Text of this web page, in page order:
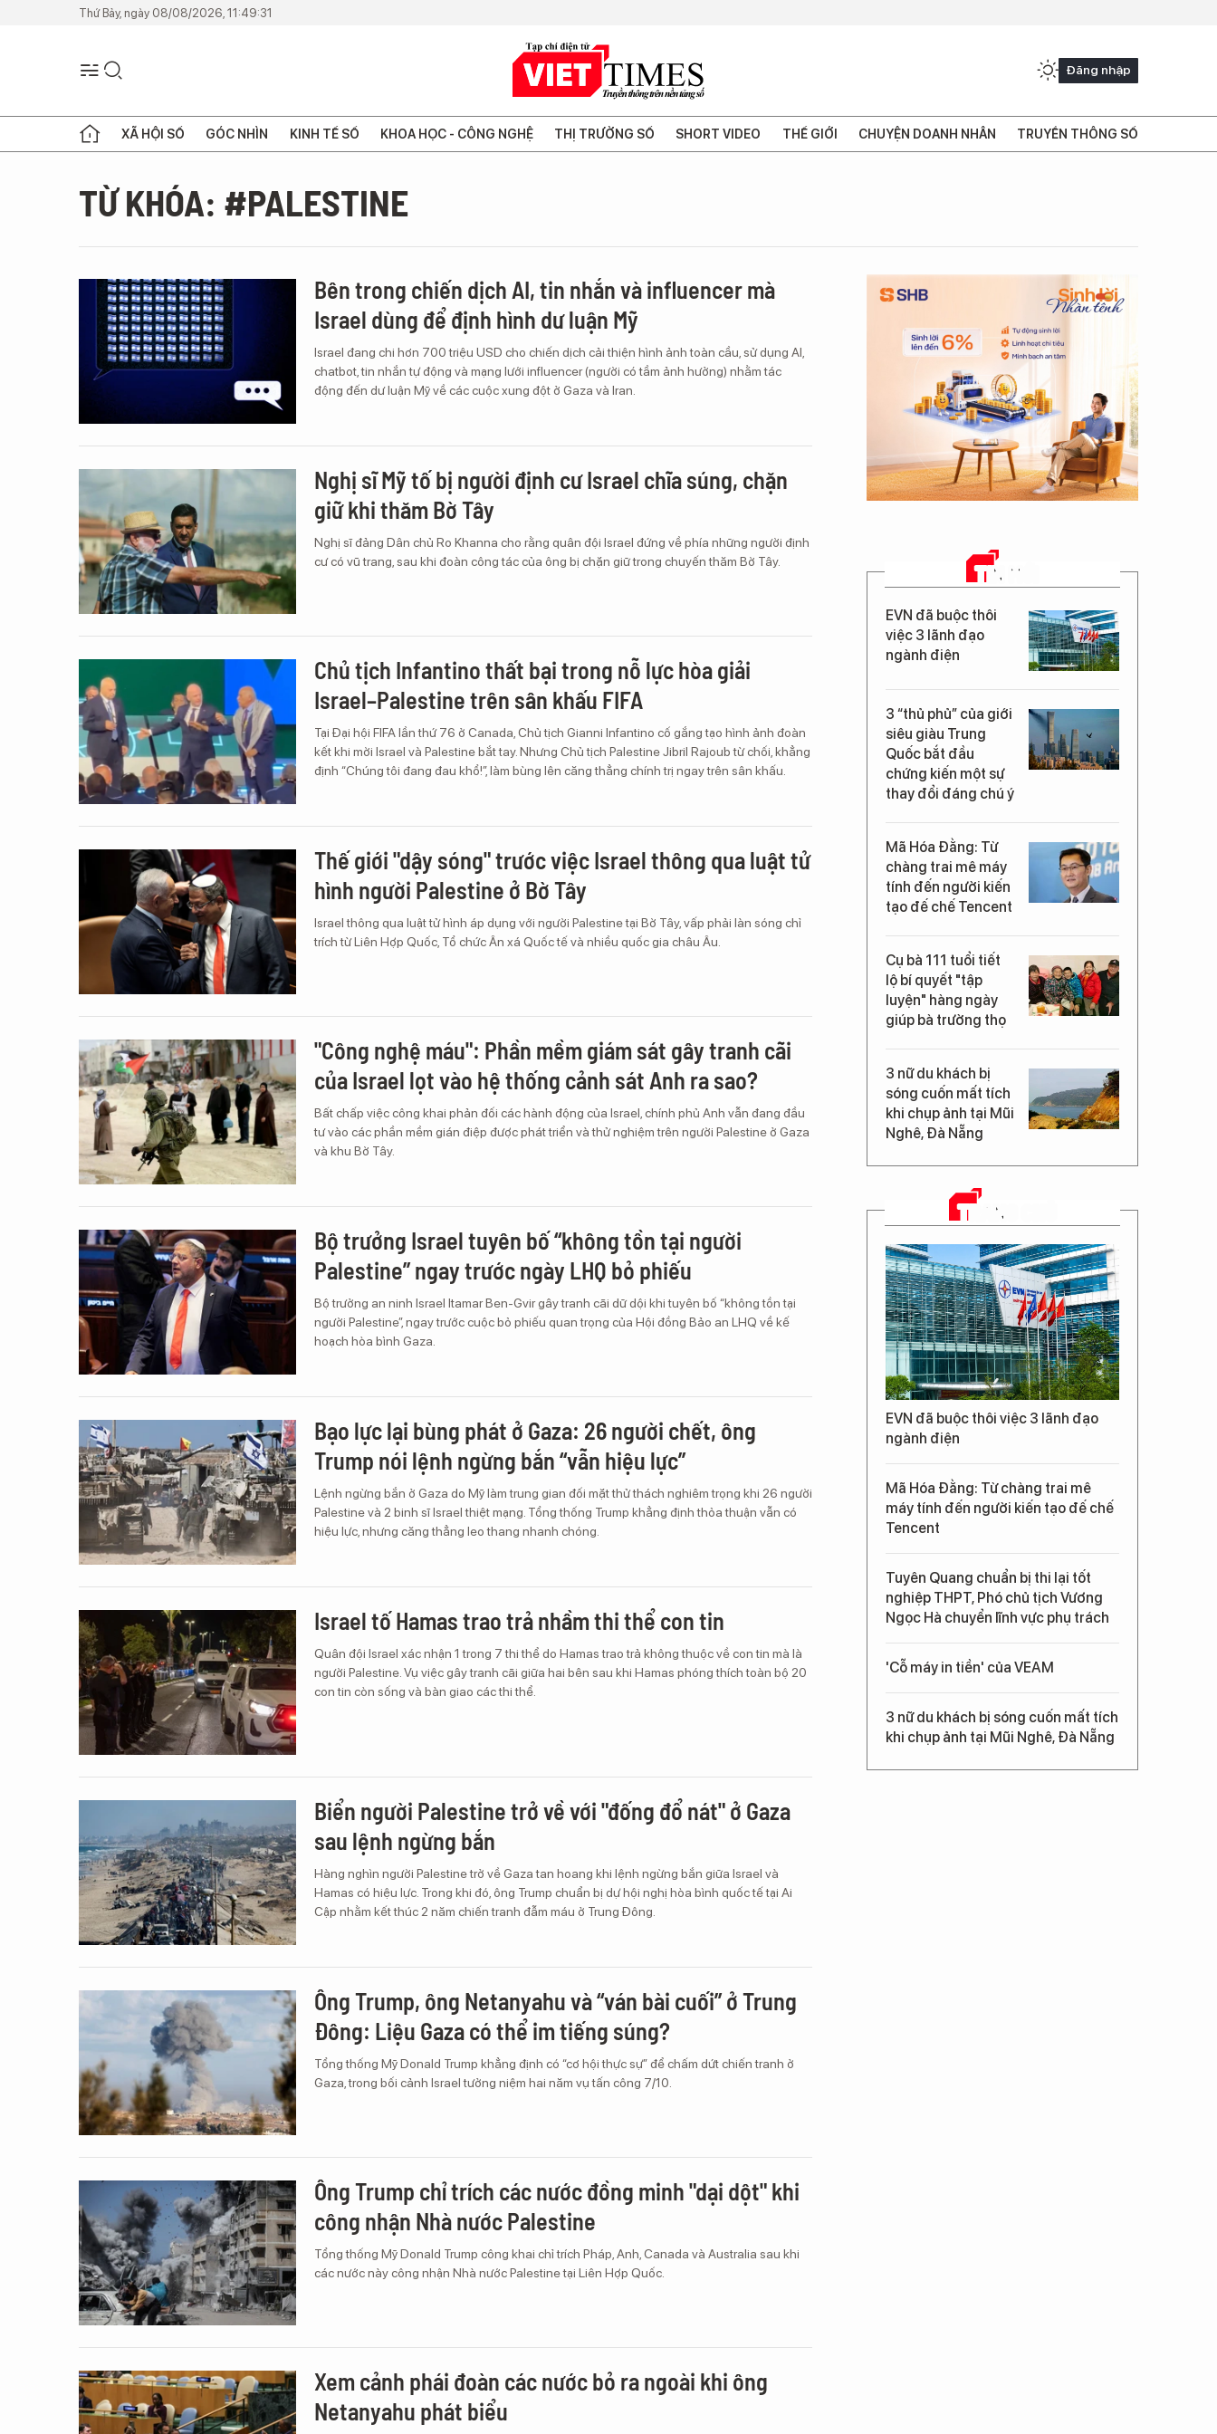
Thứ Bảy, ngày 08/08/2026, 11:49:31
Đăng nhập
XÃ HỘI SỐ GÓC NHÌN KINH TẾ SỐ KHOA HỌC - CÔNG NGHỆ THỊ TRƯỜNG SỐ SHORT VIDEO THẾ GIỚI CHUYỆN DOANH NHÂN TRUYỀN THÔNG SỐ
TỪ KHÓA: #PALESTINE
Bên trong chiến dịch AI, tin nhắn và influencer mà
Israel dùng để định hình dư luận Mỹ
Israel đang chi hơn 700 triệu USD cho chiến dịch cải thiện hình ảnh toàn cầu, sử dụng AI,
chatbot, tin nhắn tự động và mạng lưới influencer (người có tầm ảnh hưởng) nhằm tác
động đến dư luận Mỹ về các cuộc xung đột ở Gaza và Iran.
Nghị sĩ Mỹ tố bị người định cư Israel chĩa súng, chặn
giữ khi thăm Bờ Tây
Nghị sĩ đảng Dân chủ Ro Khanna cho rằng quân đội Israel đứng về phía những người định
cư có vũ trang, sau khi đoàn công tác của ông bị chặn giữ trong chuyến thăm Bờ Tây.
Chủ tịch Infantino thất bại trong nỗ lực hòa giải
Israel–Palestine trên sân khấu FIFA
Tại Đại hội FIFA lần thứ 76 ở Canada, Chủ tịch Gianni Infantino cố gắng tạo hình ảnh đoàn
kết khi mời Israel và Palestine bắt tay. Nhưng Chủ tịch Palestine Jibril Rajoub từ chối, khẳng
định “Chúng tôi đang đau khổ!”, làm bùng lên căng thẳng chính trị ngay trên sân khấu.
Thế giới "dậy sóng" trước việc Israel thông qua luật tử
hình người Palestine ở Bờ Tây
Israel thông qua luật tử hình áp dụng với người Palestine tại Bờ Tây, vấp phải làn sóng chỉ
trích từ Liên Hợp Quốc, Tổ chức Ân xá Quốc tế và nhiều quốc gia châu Âu.
"Công nghệ máu": Phần mềm giám sát gây tranh cãi
của Israel lọt vào hệ thống cảnh sát Anh ra sao?
Bất chấp việc công khai phản đối các hành động của Israel, chính phủ Anh vẫn đang đầu
tư vào các phần mềm gián điệp được phát triển và thử nghiệm trên người Palestine ở Gaza
và khu Bờ Tây.
Bộ trưởng Israel tuyên bố “không tồn tại người
Palestine” ngay trước ngày LHQ bỏ phiếu
Bộ trưởng an ninh Israel Itamar Ben-Gvir gây tranh cãi dữ dội khi tuyên bố “không tồn tại
người Palestine”, ngay trước cuộc bỏ phiếu quan trọng của Hội đồng Bảo an LHQ về kế
hoạch hòa bình Gaza.
Bạo lực lại bùng phát ở Gaza: 26 người chết, ông
Trump nói lệnh ngừng bắn “vẫn hiệu lực”
Lệnh ngừng bắn ở Gaza do Mỹ làm trung gian đối mặt thử thách nghiêm trọng khi 26 người
Palestine và 2 binh sĩ Israel thiệt mạng. Tổng thống Trump khẳng định thỏa thuận vẫn có
hiệu lực, nhưng căng thẳng leo thang nhanh chóng.
Israel tố Hamas trao trả nhầm thi thể con tin
Quân đội Israel xác nhận 1 trong 7 thi thể do Hamas trao trả không thuộc về con tin mà là
người Palestine. Vụ việc gây tranh cãi giữa hai bên sau khi Hamas phóng thích toàn bộ 20
con tin còn sống và bàn giao các thi thể.
Biển người Palestine trở về với "đống đổ nát" ở Gaza
sau lệnh ngừng bắn
Hàng nghìn người Palestine trở về Gaza tan hoang khi lệnh ngừng bắn giữa Israel và
Hamas có hiệu lực. Trong khi đó, ông Trump chuẩn bị dự hội nghị hòa bình quốc tế tại Ai
Cập nhằm kết thúc 2 năm chiến tranh đẫm máu ở Trung Đông.
Ông Trump, ông Netanyahu và “ván bài cuối” ở Trung
Đông: Liệu Gaza có thể im tiếng súng?
Tổng thống Mỹ Donald Trump khẳng định có “cơ hội thực sự” để chấm dứt chiến tranh ở
Gaza, trong bối cảnh Israel tưởng niệm hai năm vụ tấn công 7/10.
Ông Trump chỉ trích các nước đồng minh "dại dột" khi
công nhận Nhà nước Palestine
Tổng thống Mỹ Donald Trump công khai chỉ trích Pháp, Anh, Canada và Australia sau khi
các nước này công nhận Nhà nước Palestine tại Liên Hợp Quốc.
Xem cảnh phái đoàn các nước bỏ ra ngoài khi ông
Netanyahu phát biểu
TIN MỚI
EVN đã buộc thôi
việc 3 lãnh đạo
ngành điện
3 “thủ phủ” của giới
siêu giàu Trung
Quốc bắt đầu
chứng kiến một sự
thay đổi đáng chú ý
Mã Hóa Đằng: Từ
chàng trai mê máy
tính đến người kiến
tạo đế chế Tencent
Cụ bà 111 tuổi tiết
lộ bí quyết "tập
luyện" hàng ngày
giúp bà trường thọ
3 nữ du khách bị
sóng cuốn mất tích
khi chụp ảnh tại Mũi
Nghê, Đà Nẵng
TRANG CHỦ
EVN đã buộc thôi việc 3 lãnh đạo
ngành điện
Mã Hóa Đằng: Từ chàng trai mê
máy tính đến người kiến tạo đế chế
Tencent
Tuyên Quang chuẩn bị thi lại tốt
nghiệp THPT, Phó chủ tịch Vương
Ngọc Hà chuyển lĩnh vực phụ trách
'Cỗ máy in tiền' của VEAM
3 nữ du khách bị sóng cuốn mất tích
khi chụp ảnh tại Mũi Nghê, Đà Nẵng